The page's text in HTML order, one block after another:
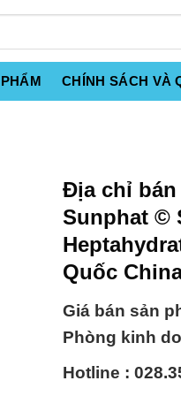
CHÍNH SÁCH VÀ
Địa chỉ bán
Sunphat ©
Quốc
Giá bán sản
Phòng kinh
Hotline :